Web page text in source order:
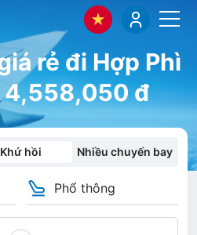
rẻ đi Hợp Phì
4,558,050 đ
Khứ hồi Nhiều chuyến bay
Phổ thông